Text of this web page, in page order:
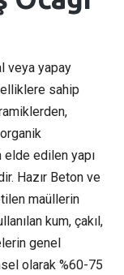
veya yapay
sahip
edilen yapı
Hazır Beton ve
maüllerin
kum, çakıl,
genel
olarak %60-75